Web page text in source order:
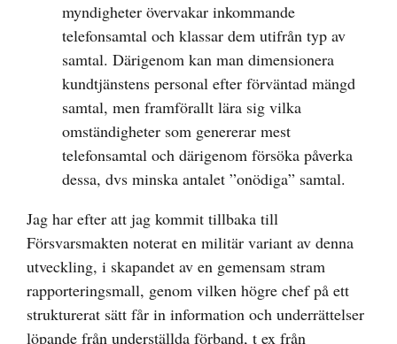
myndigheter övervakar inkommande
telefonsamtal och klassar dem utifrån typ av
samtal. Därigenom kan man dimensionera
kundtjänstens personal efter förväntad mängd
samtal, men framförallt lära sig vilka
omständigheter som genererar mest
telefonsamtal och därigenom försöka påverka
dessa, dvs minska antalet ”onödiga” samtal.
Jag har efter att jag kommit tillbaka till
Försvarsmakten noterat en militär variant av denna
utveckling, i skapandet av en gemensam stram
rapporteringsmall, genom vilken högre chef på ett
strukturerat sätt får in information och underrättelser
löpande från underställda förband, t ex från